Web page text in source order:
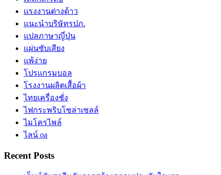
เเรงงานต่างด้าว
แนะนำบริษัทรปภ.
แปลภาษาญี่ปุ่น
แผ่นซับเสียง
แพ้ง่าย
โปรแกรมบอล
โรงงานผลิตเสื้อผ้า
ไทยเครื่องชั่ง
ไฟกระพริบโซล่าเซลล์
ไมโครไพล์
ไลน์ oa
Recent Posts